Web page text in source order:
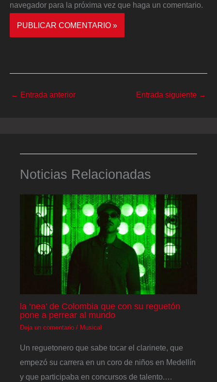
navegador para la próxima vez que haga un comentario.
← Entrada anterior Entrada siguiente →
Noticias Relacionadas
la ‘nea’ de Colombia que con su reguetón
pone a perrear al mundo
Deja un comentario / Musical
Un reguetonero que sabe tocar el clarinete, que
empezó su carrera en un coro de niños en Medellín
y que participaba en concursos de talento.…